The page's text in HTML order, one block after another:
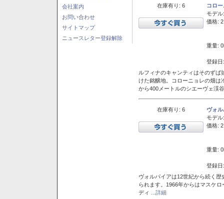
会社案内
お問い合わせ
サイトマップ
ニュースレター登録解除
在庫有り: 6
コロ
モデル:
価格:
重量:
登録
ルフィナのキャンティはそのず
けた銘醸地。コローニョレの畑は
から400メートルのシエーヴェ渓
在庫有り: 6
ヴォ
モデル:
価格:
重量:
登録
ヴォルパイアは12世紀から続く
られます。1966年からはマスケ
ディ
...詳細